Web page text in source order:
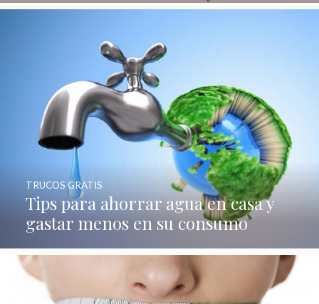
Tips para ahorrar agua en casa y
gastar menos en su consumo
TRUCOS GRATIS